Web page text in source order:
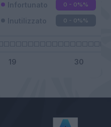
0 - 0%%
0 - 0%%